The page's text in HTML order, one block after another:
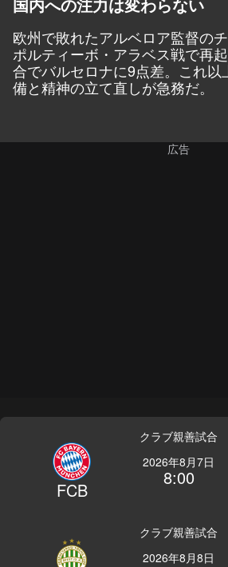
欧州で敗れたアルベロア監督の
ポルティーボ・アラベス戦で再
合でバルセロナに9点差。これ以
備と精神の立て直しが急務だ。
クラブ親善試合
FCB
2026年8月7日
8:00
クラブ親善試合
2026年8月8日